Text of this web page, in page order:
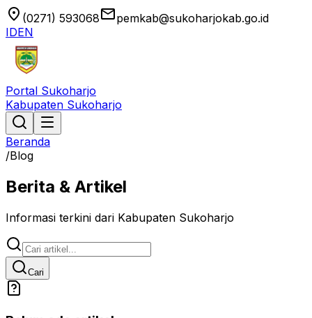
location_on (0271) 593068emailpemkab@sukoharjokab.go.id
IDEN
Portal Sukoharjo
Kabupaten Sukoharjo
Beranda
/Blog
Berita & Artikel
Informasi terkini dari Kabupaten Sukoharjo
Cari